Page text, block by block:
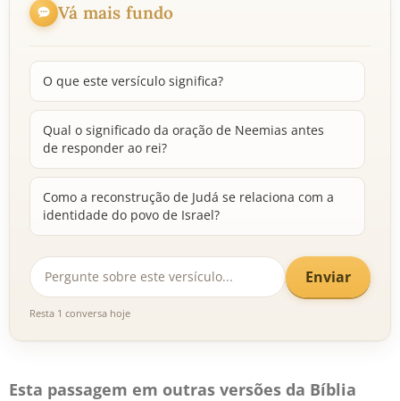
Vá mais fundo
O que este versículo significa?
Qual o significado da oração de Neemias antes
de responder ao rei?
Como a reconstrução de Judá se relaciona com a
identidade do povo de Israel?
Enviar
Resta 1 conversa hoje
Esta passagem em outras versões da Bíblia